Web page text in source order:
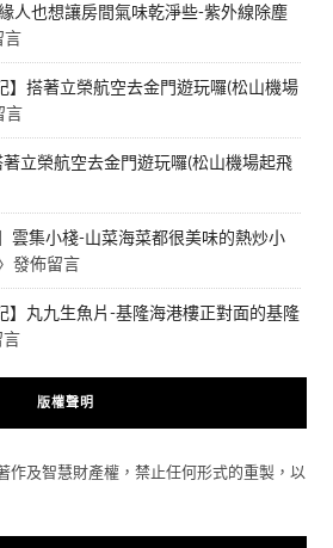
緣人也想讓房間氣味乾淨些-紫外線除塵
言
】搭著立榮航空去金門遊玩囉(松山機場
言
著立榮航空去金門遊玩囉(松山機場起飛
雲集小棧-山菜海菜都很美味的熱炒小
發佈留言
】丸九生魚片-基隆海港樓正對面的基隆
言
版權聲明
作及智慧財產權，禁止任何形式的重製，以